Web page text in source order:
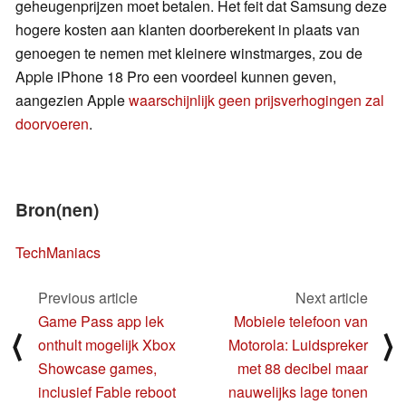
geheugenprijzen moet betalen. Het feit dat Samsung deze
hogere kosten aan klanten doorberekent in plaats van
genoegen te nemen met kleinere winstmarges, zou de
Apple iPhone 18 Pro een voordeel kunnen geven,
aangezien Applewaarschijnlijk geen prijsverhogingen zal
doorvoeren.
Bron(nen)
TechManiacs
⟨
Previous article
Game Pass app lek
onthult mogelijk Xbox
Showcase games,
inclusief Fable reboot
Next article
Mobiele telefoon van
Motorola: Luidspreker
met 88 decibel maar
nauwelijks lage tonen
⟩